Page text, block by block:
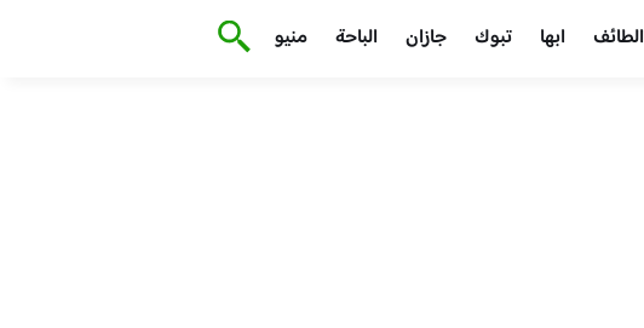
الطائف ابها تبوك جازان الباحة منيو